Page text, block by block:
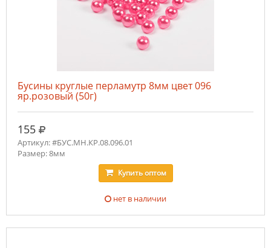
Бусины круглые перламутр 8мм цвет 096
яр.розовый (50г)
155 руб.
Артикул: #БУС.MH.КР.08.096.01
Размер: 8мм
Купитьоптом
нет в наличии